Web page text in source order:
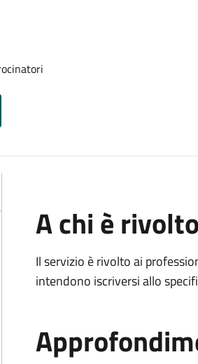
A chi è rivolto
Il servizio è rivolto ai
intendono iscriversi allo